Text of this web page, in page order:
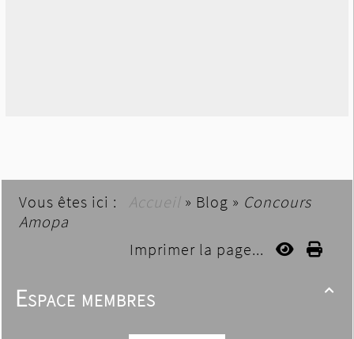
Vous êtes ici : Accueil » Blog » Concours
Amopa
Imprimer la page...

Espace membres